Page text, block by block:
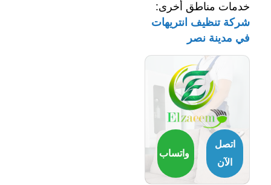
خدمات مناطق أخرى:
شركة تنظيف انتريهات
في مدينة نصر
اتصل
الآن
واتساب